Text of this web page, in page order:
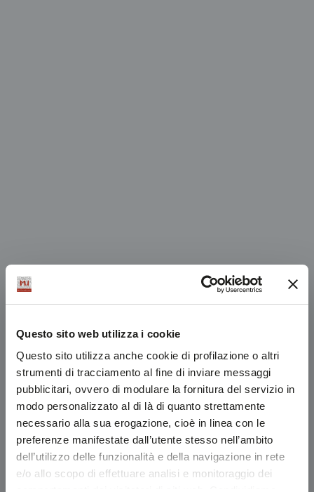
Questo sito web utilizza i cookie
Questo sito utilizza anche cookie di profilazione o altri
strumenti di tracciamento al fine di inviare messaggi
pubblicitari, ovvero di modulare la fornitura del servizio in
modo personalizzato al di là di quanto strettamente
necessario alla sua erogazione, cioè in linea con le
preferenze manifestate dall’utente stesso nell’ambito
dell’utilizzo delle funzionalità e della navigazione in rete
e/o allo scopo di effettuare analisi e monitoraggio dei